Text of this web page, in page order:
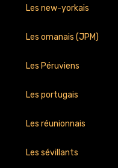
Les new-yorkais
Les omanais (JPM)
Les Péruviens
Les portugais
Les réunionnais
Les sévillants